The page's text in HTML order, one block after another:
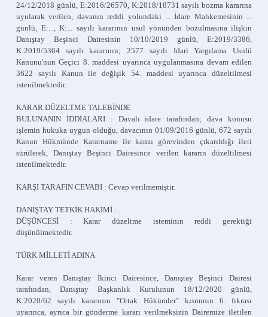
24/12/2018 günlü, E:2016/26570, K:2018/18731 sayılı bozma kararına
uyularak verilen, davanın reddi yolundaki ... İdare Mahkemesinin ...
günlü, E:..., K:... sayılı kararının usul yönünden bozulmasına ilişkin
Danıştay Beşinci Dairesinin 10/10/2019 günlü, E:2019/3386,
K:2019/5364 sayılı kararının; 2577 sayılı İdari Yargılama Usulü
Kanunu'nun Geçici 8. maddesi uyarınca uygulanmasına devam edilen
3622 sayılı Kanun ile değişik 54. maddesi uyarınca düzeltilmesi
istenilmektedir.
KARAR DÜZELTME TALEBİNDE
BULUNANIN İDDİALARI : Davalı idare tarafından; dava konusu
işlemin hukuka uygun olduğu, davacının 01/09/2016 günlü, 672 sayılı
Kanun Hükmünde Kararname ile kamu görevinden çıkarıldığı ileri
sürülerek, Danıştay Beşinci Dairesince verilen kararın düzeltilmesi
istenilmektedir.
KARŞI TARAFIN CEVABI : Cevap verilmemiştir.
DANIŞTAY TETKİK HAKİMİ : ...
DÜŞÜNCESİ : Karar düzeltme isteminin reddi gerektiği
düşünülmektedir.
TÜRK MİLLETİ ADINA
Karar veren Danıştay İkinci Dairesince, Danıştay Beşinci Dairesi
tarafından, Danıştay Başkanlık Kurulunun 18/12/2020 günlü,
K:2020/62 sayılı kararının "Ortak Hükümler" kısmının 6. fıkrası
uyarınca, ayrıca bir gönderme kararı verilmeksizin Dairemize iletilen